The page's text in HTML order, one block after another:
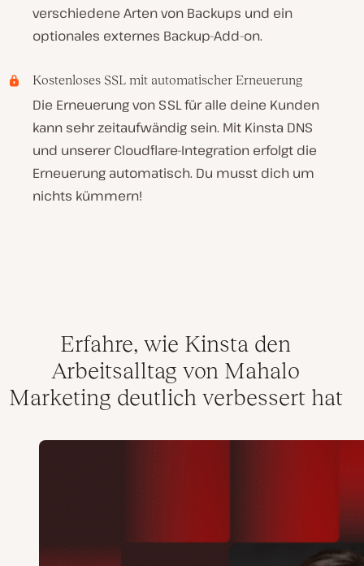
verschiedene Arten von Backups und ein
optionales externes Backup-Add-on.
Kostenloses SSL mit automatischer Erneuerung
Die Erneuerung von SSL für alle deine Kunden
kann sehr zeitaufwändig sein. Mit Kinsta DNS
und unserer Cloudflare-Integration erfolgt die
Erneuerung automatisch. Du musst dich um
nichts kümmern!
Erfahre, wie Kinsta den
Arbeitsalltag von Mahalo
Marketing deutlich verbessert hat